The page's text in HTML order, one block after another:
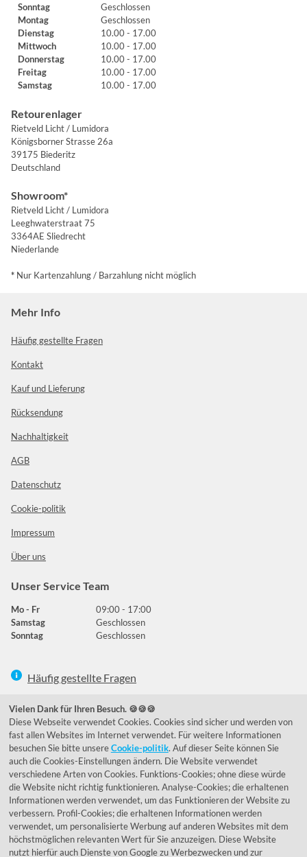
Sonntag
Geschlossen
Montag
Geschlossen
Dienstag
10.00 - 17.00
Mittwoch
10.00 - 17.00
Donnerstag
10.00 - 17.00
Freitag
10.00 - 17.00
Samstag
10.00 - 17.00
Retourenlager
Rietveld Licht / Lumidora
Königsborner Strasse 26a
39175 Biederitz
Deutschland
Showroom*
Rietveld Licht / Lumidora
Leeghwaterstraat 75
3364AE Sliedrecht
Niederlande
* Nur Kartenzahlung / Barzahlung nicht möglich
Mehr Info
Häufig gestellte Fragen
Kontakt
Kauf und Lieferung
Rücksendung
Nachhaltigkeit
AGB
Datenschutz
Cookie-politik
Impressum
Über uns
Unser Service Team
Mo - Fr
09:00 - 17:00
Samstag
Geschlossen
Sonntag
Geschlossen
Häufig gestellte Fragen
039292 - 678215
de@lumidora.com
FacebookInstagram
Kundenmeinungen
Exzellent - eKomi.de
Vielen Dank für Ihren Besuch. 🍪🍪🍪
Diese Webseite verwendet Cookies. Cookies sind sicher und werden von
fast allen Websites im Internet verwendet. Für weitere Informationen
besuchen Sie bitte unsereCookie-politik. Auf dieser Seite können Sie
auch die Cookies-Einstellungen ändern. Die Website verwendet
verschiedene Arten von Cookies. Funktions-Cookies; ohne diese würde
die Website nicht richtig funktionieren. Analyse-Cookies; die erhaltenen
Informationen werden verwendet, um das Funktionieren der Website zu
verbessern. Profil-Cookies; die erhaltenen Informationen werden
verwendet, um personalisierte Werbung auf anderen Websites mit dem
höchstmöglichen relevanten Wert für Sie anzuzeigen. Diese Website
nutzt hierfür auch Dienste von Google zu Werbezwecken und zur